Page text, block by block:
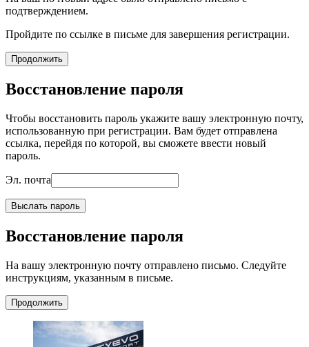
подтверждением.
Пройдите по ссылке в письме для завершения регистрации.
Продолжить
Восстановление пароля
Чтобы восстановить пароль укажите вашу электронную почту,
использованную при регистрации. Вам будет отправлена
ссылка, перейдя по которой, вы сможете ввести новый
пароль.
Эл. почта
Выслать пароль
Восстановление пароля
На вашу электронную почту отправлено письмо. Следуйте
инструкциям, указанным в письме.
Продолжить